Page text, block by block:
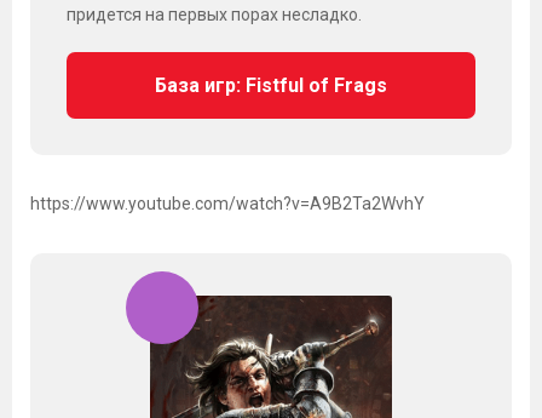
придется на первых порах несладко.
База игр: Fistful of Frags
https://www.youtube.com/watch?v=A9B2Ta2WvhY